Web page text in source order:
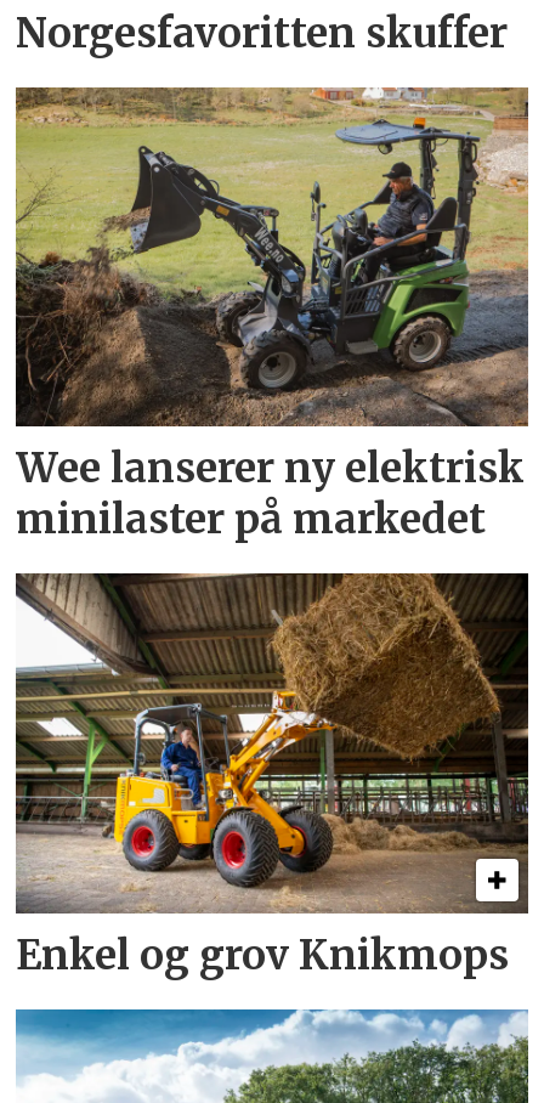
Norgesfavoritten skuffer
Wee lanserer ny elektrisk
minilaster på markedet
Enkel og grov Knikmops